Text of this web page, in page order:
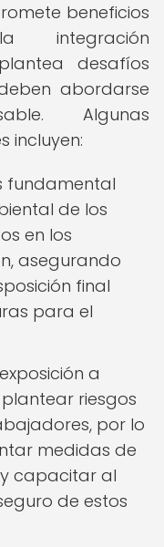
beneficios
integración
desafíos
abordarse
Algunas
incluyen:
fundamental
de los
en los
asegurando
final
para el
a
riesgos
por lo
medidas de
capacitar al
de estos